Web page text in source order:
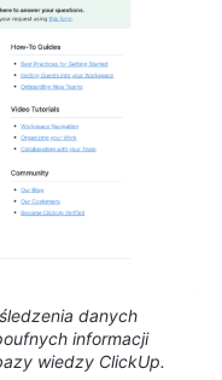
danych
informacji
wiedzy ClickUp.